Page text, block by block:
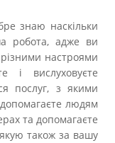
знаю наскільки
робота, адже ви
настроями
і вислуховуєте
послуг, з якими
людям
та допомагаєте
також за вашу